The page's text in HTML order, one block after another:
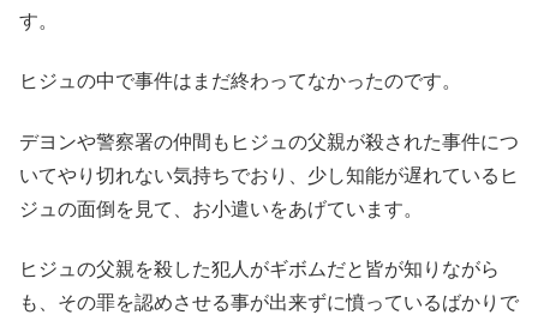
す。
ヒジュの中で事件はまだ終わってなかったのです。
デヨンや警察署の仲間もヒジュの父親が殺された事件につ
いてやり切れない気持ちでおり、少し知能が遅れているヒ
ジュの面倒を見て、お小遣いをあげています。
ヒジュの父親を殺した犯人がギボムだと皆が知りながら
も、その罪を認めさせる事が出来ずに憤っているばかりで